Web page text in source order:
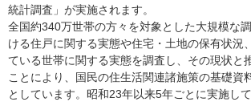
統計調査」が実施されます。
全国約340万世帯の方々を対象とした大規模な
ける住戸に関する実態や住宅・土地の保有状況
ている世帯に関する実態を調査し、その現状と
ことにより、国民の住生活関連諸施策の基礎資
としています。昭和23年以来5年ごとに実施し